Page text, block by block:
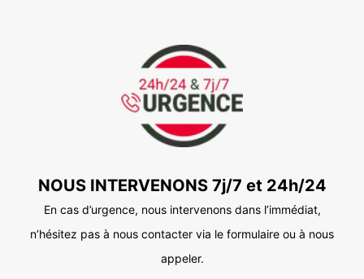
NOUS INTERVENONS 7j/7 et 24h/24
En cas d’urgence, nous intervenons dans l’immédiat,
n’hésitez pas à nous contacter via le formulaire ou à nous
appeler.